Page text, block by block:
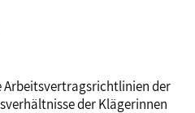
Arbeitsvertragsrichtlinien der
der Klägerinnen